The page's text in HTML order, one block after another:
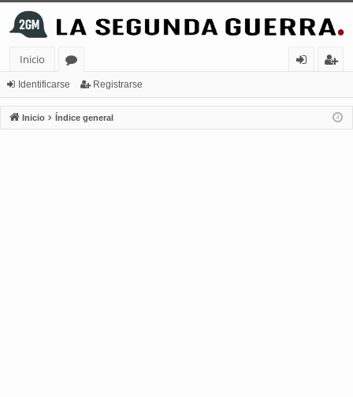
Inicio
or
os
nt
ifi
ist
ra
Identificarse Registrarse
Inicio Índice general